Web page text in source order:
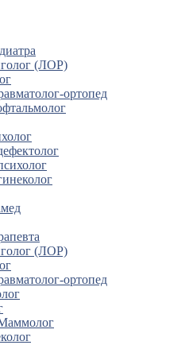
(ЛОР)
ортопед
(ЛОР)
ортопед